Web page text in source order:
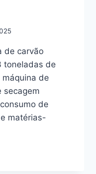
de carvão
toneladas de
de
secagem
de
matérias-